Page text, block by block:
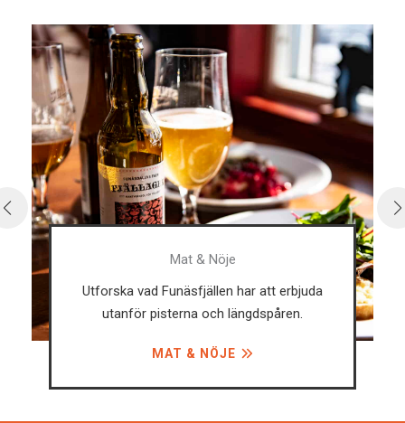
Mat & Nöje
Utforska vad Funäsfjällen har att erbjuda
utanför pisterna och längdspåren.
MAT & NÖJE